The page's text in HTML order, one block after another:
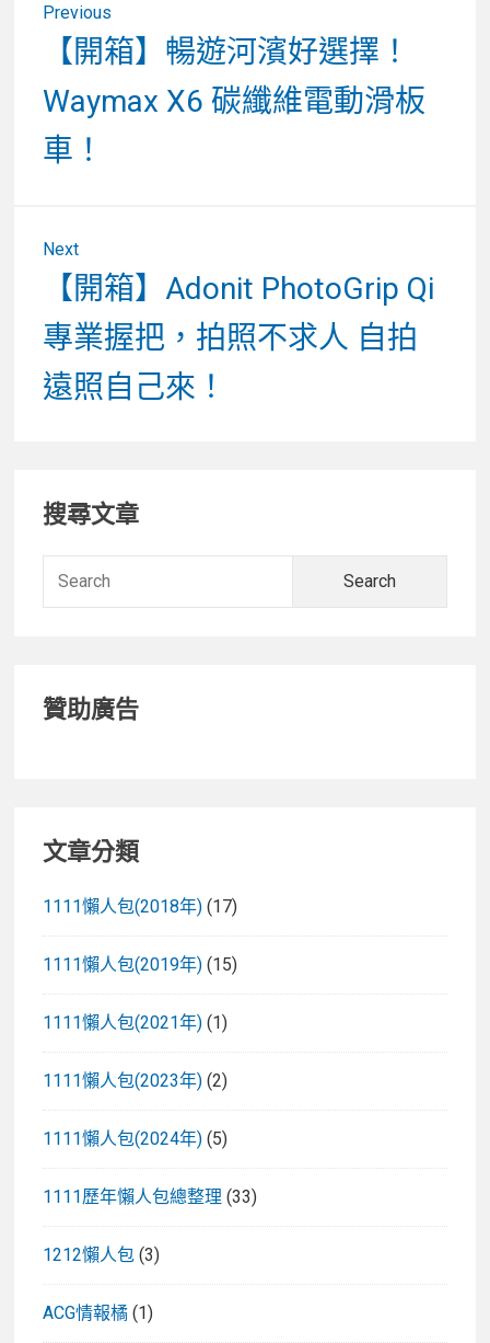
Previous
Previous
post:
【開箱】暢遊河濱好選擇！
Waymax X6 碳纖維電動滑板
車！
Next
Next
post:
【開箱】Adonit PhotoGrip Qi
專業握把，拍照不求人 自拍
遠照自己來！
Primary
Sidebar
搜尋文章
贊助廣告
文章分類
1111懶人包(2018年) (17)
1111懶人包(2019年) (15)
1111懶人包(2021年) (1)
1111懶人包(2023年) (2)
1111懶人包(2024年) (5)
1111歷年懶人包總整理 (33)
1212懶人包 (3)
ACG情報橘 (1)